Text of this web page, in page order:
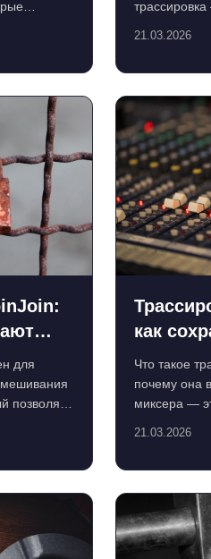
21.03.2026
для
позволяет
как
Что такое
почему она
миксера —
21.03.2026